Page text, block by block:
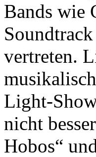
Bands wie
vertreten.
Light-
nicht
Hobos“